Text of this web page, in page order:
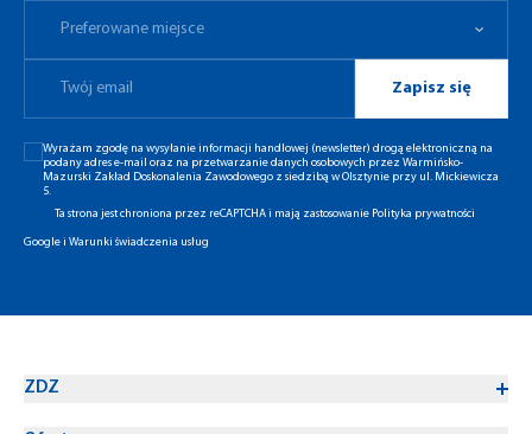
Preferowane miejsce
Zapisz się
Wyrażam zgodę na wysyłanie informacji handlowej (newsletter) drogą elektroniczną na
podany adres e-mail oraz na przetwarzanie danych osobowych przez Warmińsko-
Mazurski Zakład Doskonalenia Zawodowego z siedzibą w Olsztynie przy ul. Mickiewicza
5.
Ta strona jest chroniona przez reCAPTCHA i mają zastosowanie Polityka prywatności
Googlei Warunki świadczenia usług
ZDZ